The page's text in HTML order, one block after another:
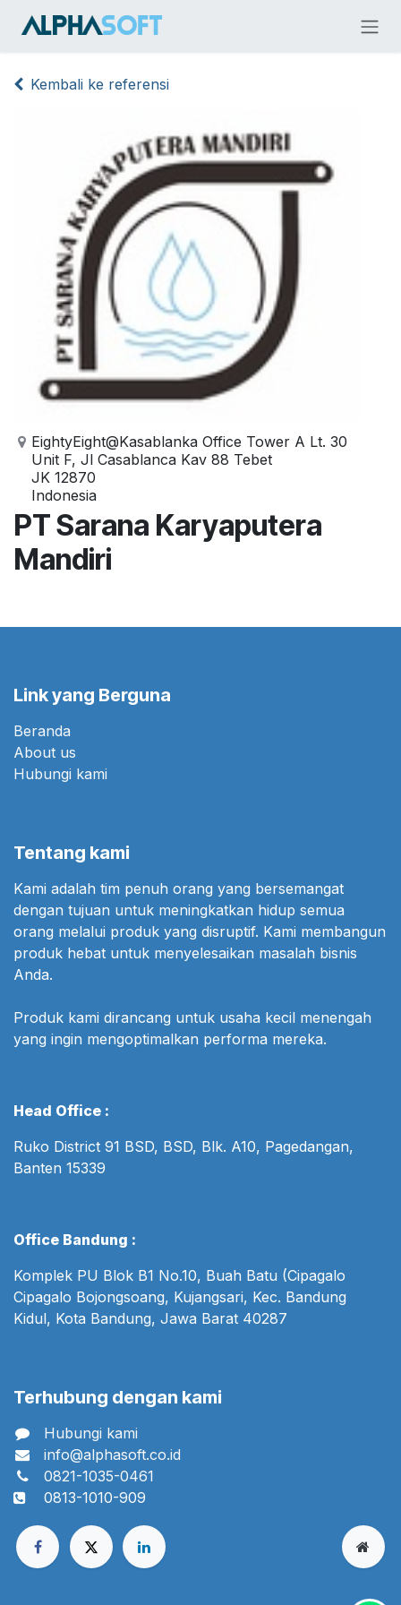
Kembali ke referensi
EightyEight@Kasablanka Office Tower A Lt. 30
Unit F, Jl Casablanca Kav 88 Tebet
JK 12870
Indonesia
PT Sarana Karyaputera
Mandiri
Link yang Berguna
Beranda
About us
Hubungi kami
Tentang kami
Kami adalah tim penuh orang yang bersemangat
dengan tujuan untuk meningkatkan hidup semua
orang melalui produk yang disruptif. Kami membangun
produk hebat untuk menyelesaikan masalah bisnis
Anda.
Produk kami dirancang untuk usaha kecil menengah
yang ingin mengoptimalkan performa mereka.
Head Office :
Ruko District 91 BSD, BSD, Blk. A10, Pagedangan,
Banten 15339
Office Bandung :
Komplek PU Blok B1 No.10, Buah Batu (Cipagalo
Cipagalo Bojongsoang, Kujangsari, Kec. Bandung
Kidul, Kota Bandung, Jawa Barat 40287
Terhubung dengan kami
Hubungi kami
info@alphasoft.co.id
0821-1035-0461
0813-1010-909